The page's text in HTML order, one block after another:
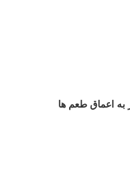
اعماق طعم ها